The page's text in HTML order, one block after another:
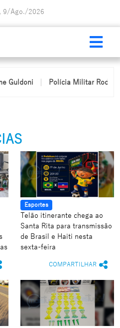
9/Ago./2026
Polícia Militar Rodoviária
Esportes
Telão itinerante chega ao
Santa Rita para transmissão
de Brasil e Haiti nesta
sexta-feira
COMPARTILHAR